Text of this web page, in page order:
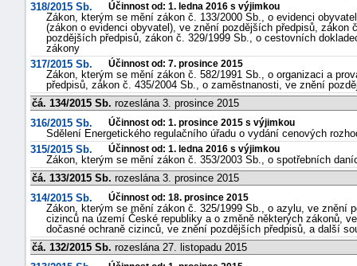
318/2015 Sb.
Účinnost od: 1. ledna 2016 s výjimkou
Zákon, kterým se mění zákon č. 133/2000 Sb., o evidenci
(zákon o evidenci obyvatel), ve znění pozdějších předpisů,
pozdějších předpisů, zákon č. 329/1999 Sb., o cestovních
zákony
317/2015 Sb.
Účinnost od: 7. prosince 2015
Zákon, kterým se mění zákon č. 582/1991 Sb., o organizaci a
předpisů, zákon č. 435/2004 Sb., o zaměstnanosti, ve znění
čá. 134/2015 Sb. rozeslána 3. prosince 2015
316/2015 Sb.
Účinnost od: 1. prosince 2015 s výjimkou
Sdělení Energetického regulačního úřadu o vydání cenových
315/2015 Sb.
Účinnost od: 1. ledna 2016 s výjimkou
Zákon, kterým se mění zákon č. 353/2003 Sb., o spotřebních
čá. 133/2015 Sb. rozeslána 3. prosince 2015
314/2015 Sb.
Účinnost od: 18. prosince 2015
Zákon, kterým se mění zákon č. 325/1999 Sb., o azylu, ve znění
cizinců na území České republiky a o změně některých zákonů,
dočasné ochraně cizinců, ve znění pozdějších předpisů, a další
čá. 132/2015 Sb. rozeslána 27. listopadu 2015